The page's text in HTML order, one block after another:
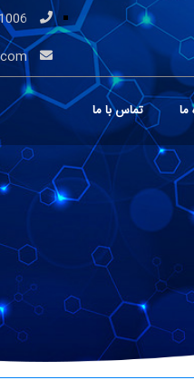
info@ariapool.com
ما تماس با ما